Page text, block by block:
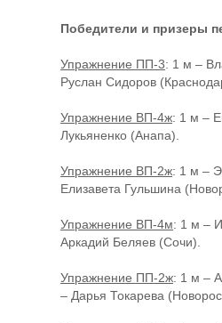
Победители и призеры
Упражнение ПП-3: 1 м –
Руслан Сидоров
Упражнение ВП-4ж: 1 м –
Лукьяненко (Анапа).
Упражнение ВП-2ж: 1 м –
Елизавета Гульшина
Упражнение ВП-4м: 1 м –
Аркадий Беляев (Сочи).
Упражнение ПП-2ж: 1 м –
– Дарья Токарева